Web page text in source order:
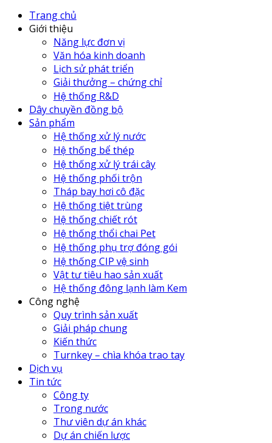
Trang chủ
Giới thiệu
Năng lực đơn vị
Văn hóa kinh doanh
Lịch sử phát triển
Giải thưởng – chứng chỉ
Hệ thống R&D
Dây chuyền đồng bộ
Sản phẩm
Hệ thống xử lý nước
Hệ thống bể thép
Hệ thống xử lý trái cây
Hệ thống phối trộn
Tháp bay hơi cô đặc
Hệ thống tiệt trùng
Hệ thống chiết rót
Hệ thống thổi chai Pet
Hệ thống phụ trợ đóng gói
Hệ thống CIP vệ sinh
Vật tư tiêu hao sản xuất
Hệ thống đông lạnh làm Kem
Công nghệ
Quy trình sản xuất
Giải pháp chung
Kiến thức
Turnkey – chìa khóa trao tay
Dịch vụ
Tin tức
Công ty
Trong nước
Thư viên dự án khác
Dự án chiến lược